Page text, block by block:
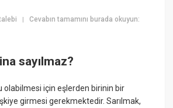
|Cevabın tamamını burada okuyun:
sayılmaz?
olabilmesi için eşlerden birinin bir
girmesi gerekmektedir. Sarılmak,